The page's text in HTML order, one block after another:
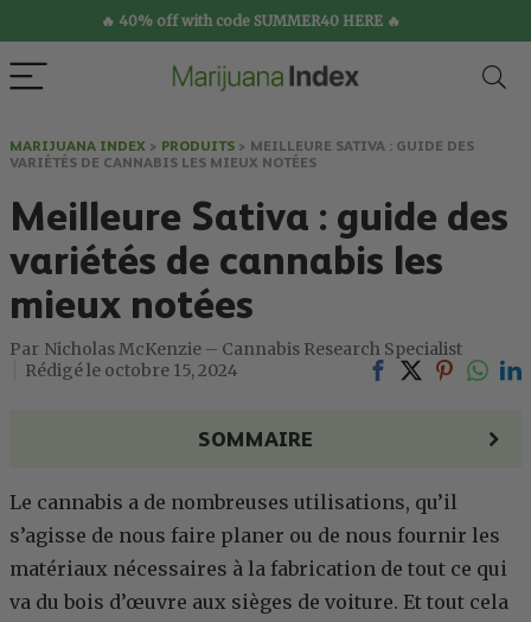
🔥 40% off with code SUMMER40 HERE 🔥
MARIJUANA INDEX > PRODUITS > MEILLEURE SATIVA : GUIDE DES
VARIÉTÉS DE CANNABIS LES MIEUX NOTÉES
Meilleure Sativa : guide des
variétés de cannabis les
mieux notées
Nicholas McKenzie – Cannabis Research Specialist
octobre 15, 2024
SOMMAIRE
Le cannabis a de nombreuses utilisations, qu’il
s’agisse de nous faire planer ou de nous fournir les
matériaux nécessaires à la fabrication de tout ce qui
va du bois d’œuvre aux sièges de voiture. Et tout cela